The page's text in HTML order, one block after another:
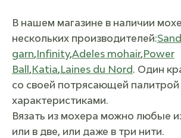
В нашем магазине в наличии
нескольких производителей:
garn,Infinity,Adeles mohair,Power
Ball ,Katia,Laines du Nord. Один
со своей потрясающей палитрой
характеристиками.
Вязать из мохера можно любые
или в две, или даже в три нити.